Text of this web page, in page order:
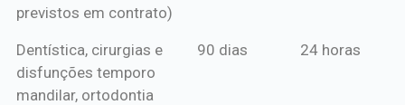
previstos em contrato)
Dentística, cirurgias e
disfunções temporo
mandilar, ortodontia
90 dias 24 horas